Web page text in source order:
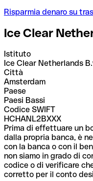
Risparmia denaro su
Ice Clear
Istituto
Ice Clear Netherlands
Città
Amsterdam
Paese
Paesi Bassi
Codice SWIFT
HCHANL2BXXX
Prima di effettuare un
dalla propria banca, è
con la banca o con il
non siamo in grado di
codice o di verificare
corretto per il conto